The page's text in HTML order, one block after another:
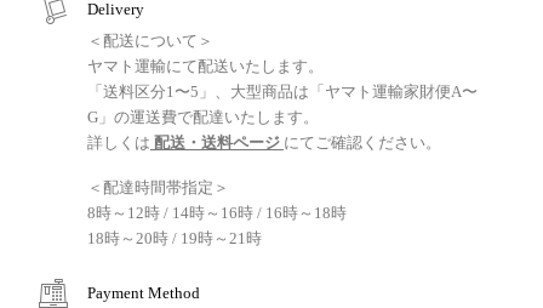
Delivery
＜配送について＞
ヤマト運輸にて配送いたします。
「送料区分1〜5」、大型商品は「ヤマト運輸家財便A〜
G」の運送費で配達いたします。
詳しくは 配送・送料ページ にてご確認ください。
＜配達時間帯指定＞
8時～12時 / 14時～16時 / 16時～18時
18時～20時 / 19時～21時
Payment Method